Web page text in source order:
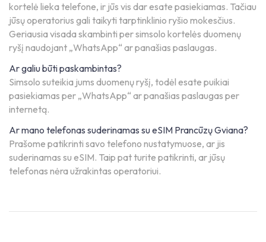
kortelė lieka telefone, ir jūs vis dar esate pasiekiamas. Tačiau
jūsų operatorius gali taikyti tarptinklinio ryšio mokesčius.
Geriausia visada skambinti per simsolo kortelės duomenų
ryšį naudojant „WhatsApp“ ar panašias paslaugas.
Ar galiu būti paskambintas?
Simsolo suteikia jums duomenų ryšį, todėl esate puikiai
pasiekiamas per „WhatsApp“ ar panašias paslaugas per
internetą.
Ar mano telefonas suderinamas su eSIM Prancūzų Gviana?
Prašome patikrinti savo telefono nustatymuose, ar jis
suderinamas su eSIM. Taip pat turite patikrinti, ar jūsų
telefonas nėra užrakintas operatoriui.